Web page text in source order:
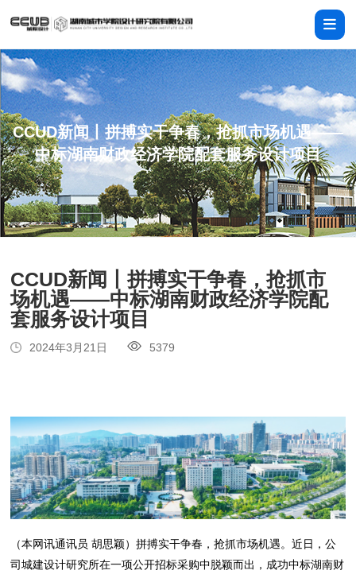
CCUD新闻丨拼搏实干争春，抢抓市场机遇——
中标湖南财政经济学院配套服务设计项目
CCUD新闻丨拼搏实干争春，抢抓市
场机遇——中标湖南财政经济学院配
套服务设计项目
2024年3月21日 5379
（本网讯通讯员 胡思颖）拼搏实干争春，抢抓市场机遇。近日，公
司城建设计研究所在一项公开招标采购中脱颖而出，成功中标湖南财